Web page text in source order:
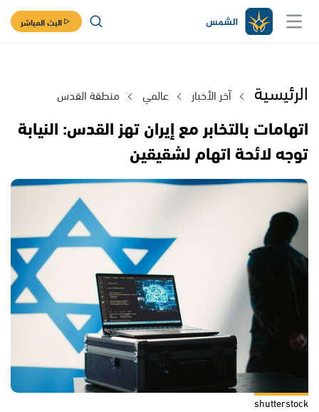
البث المباشر
الرئيسية آخر الأخبار عالمي منطقة القدس
اتهامات بالتخابر مع إيران تهز القدس: النيابة
توجه لائحة اتهام لشقيقين
shutterstock